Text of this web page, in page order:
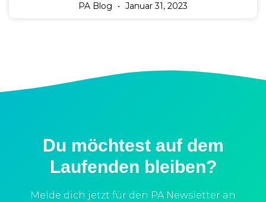
PA Blog Januar 31, 2023
Du möchtest auf dem
Laufenden bleiben?
Melde dich jetzt für den PA Newsletter an